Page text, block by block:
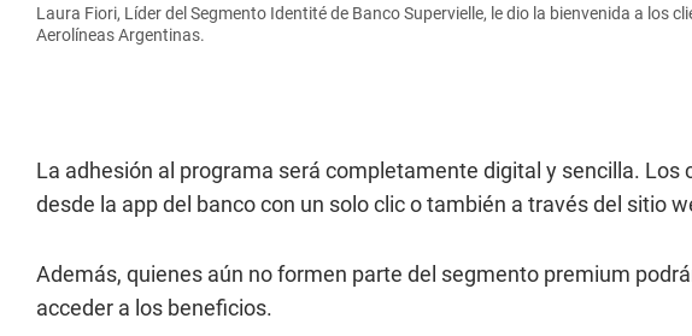
Laura Fiori, Líder del Segmento Identité de Banco Supervielle, le dio la bienvenida a los
Aerolíneas Argentinas.
La adhesión al programa será completamente digital y sencilla.
desde la app del banco con un solo clic o también a través del sitio
Además, quienes aún no formen parte del segmento premium
acceder a los beneficios.